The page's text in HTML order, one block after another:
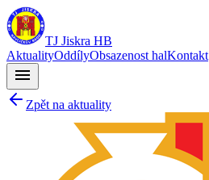
TJ Jiskra HB
AktualityOddílyObsazenost halKontakt
menu
Zpět na aktuality